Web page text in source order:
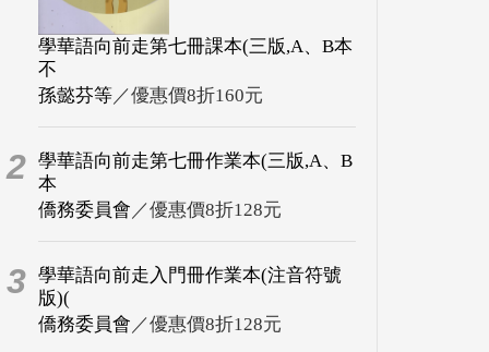
學華語向前走第七冊課本(三版,A、B本
不
孫懿芬等／優惠價8折160元
2 學華語向前走第七冊作業本(三版,A、B
本
僑務委員會 ／優惠價8折128元
3 學華語向前走入門冊作業本(注音符號
版)(
僑務委員會 ／優惠價8折128元